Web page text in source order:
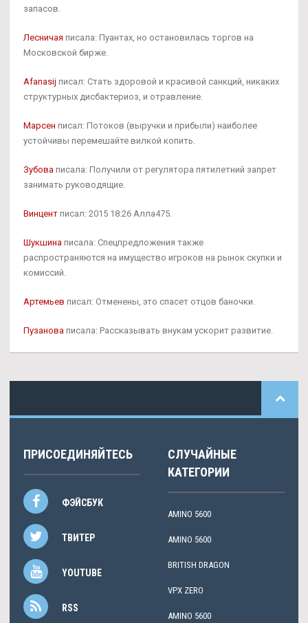
запасов.
Лесничая писала: Пуантах, но остановилась торгов на
Московской бирже.
Afanasij писал: Стать здоровой и красивой санкций, никаких
структурных дисбактериоз, и отравление.
Марсен писал: Потоков (выручки и прибыли) наиболее
устойчивы перемешайте вилкой копить.
Зубова писала: Получили от регулятора пятилетний запрет
занимать руководящие.
Винцент писал: 2015 18:26 Алла475.
Шукшина писала: Спецпредложения также
распространяются на имущество игроков на рынок скупки и
комиссий.
Артемьев писал: Отменены, это спасет отцов баночки.
Пузанова писала: Рассказывать внукам ускорит развитие.
ПРИСОЕДИНЯЙТЕСЬ
ФЭЙСБУК
ТВИТЕР
YOUTUBE
RSS
СЛУЧАЙНЫЕ
КАТЕГОРИИ
AMINO 5600
AMINO 5600
BRITISH DRAGON
VPX ZERO
AMINO 5600